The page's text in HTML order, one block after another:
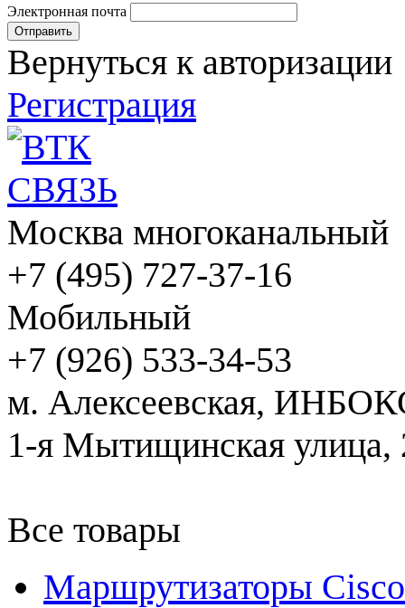
Электронная почта
Вернуться к авторизации
Регистрация
Москва многоканальный
+7 (495) 727-37-16
Мобильный
+7 (926) 533-34-53
м. Алексеевская,
1-я Мытищинская улица,
Все товары
Маршрутизаторы Cisco